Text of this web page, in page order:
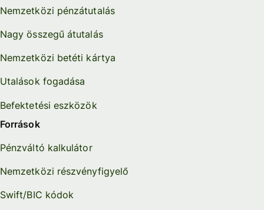
Nemzetközi pénzátutalás
Nagy összegű átutalás
Nemzetközi betéti kártya
Utalások fogadása
Befektetési eszközök
Források
Pénzváltó kalkulátor
Nemzetközi részvényfigyelő
Swift/BIC kódok